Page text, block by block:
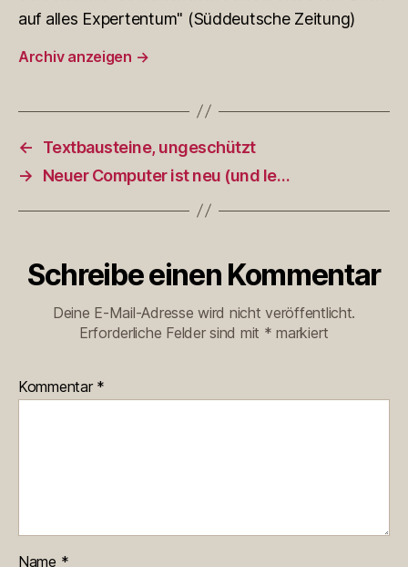
auf alles Expertentum" (Süddeutsche Zeitung)
Archiv anzeigen →
←
Textbausteine, ungeschützt
→
Neuer Computer ist neu (und le…
Schreibe einen Kommentar
Deine E-Mail-Adresse wird nicht veröffentlicht.
Erforderliche Felder sind mit * markiert
Kommentar *
Name *